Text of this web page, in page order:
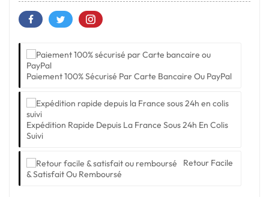
Paiement 100% Sécurisé Par Carte Bancaire Ou PayPal
Expédition Rapide Depuis La France Sous 24h En Colis
Suivi
Retour Facile
& Satisfait Ou Remboursé